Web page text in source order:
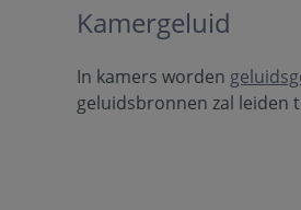
Kamergeluid
In kamers worden
geluidsbronnen zal leiden